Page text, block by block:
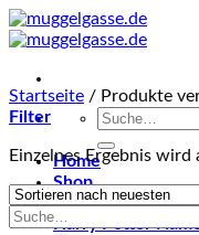
Skip
to
Suche
Home
Shop
Blog
Harry Potter
Startseite / Produkte
Filter
Einzelnes Ergebnis wird
Suche